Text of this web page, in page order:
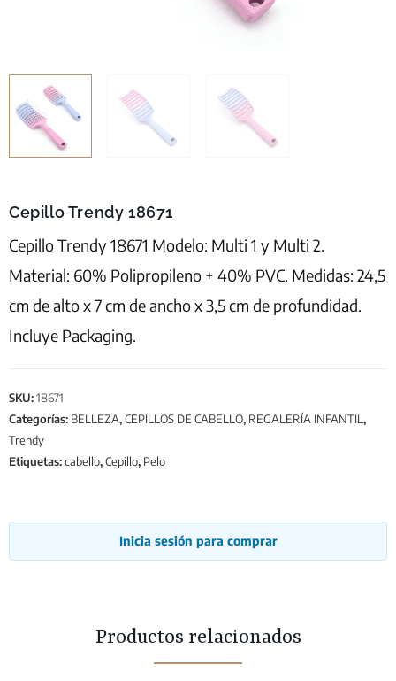
Cepillo Trendy 18671
Cepillo Trendy 18671 Modelo: Multi 1 y Multi 2.
Material: 60% Polipropileno + 40% PVC. Medidas: 24,5
cm de alto x 7 cm de ancho x 3,5 cm de profundidad.
Incluye Packaging.
SKU:18671
Categorías: BELLEZA,CEPILLOS DE CABELLO, REGALERÍA INFANTIL ,
Trendy
Etiquetas:cabello,Cepillo, Pelo
Inicia sesión para comprar
Productos relacionados